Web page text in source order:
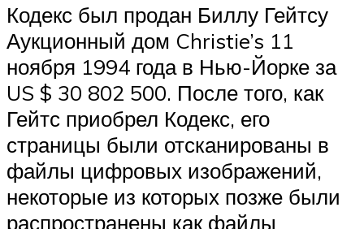
Кодекс был продан Биллу Гейтсу
Аукционный дом Christie’s 11
ноября 1994 года в Нью-Йорке за
US $ 30 802 500. После того, как
Гейтс приобрел Кодекс, его
страницы были отсканированы в
файлы цифровых изображений,
некоторые из которых позже были
распространены как файлы